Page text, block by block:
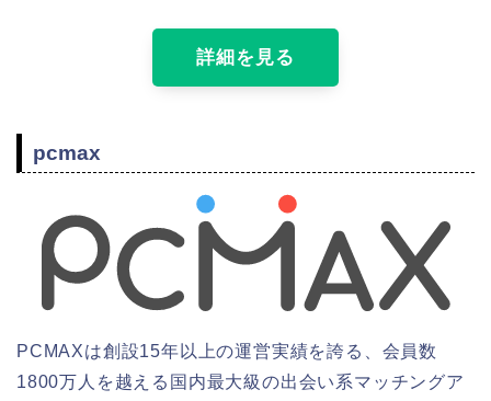
詳細を見る
pcmax
PCMAXは創設15年以上の運営実績を誇る、会員数
1800万人を越える国内最大級の出会い系マッチングア